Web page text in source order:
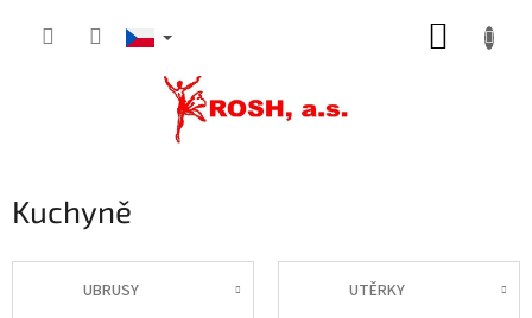
Kuchyně
UBRUSY UTĚRKY